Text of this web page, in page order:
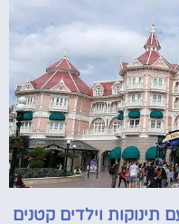
תינוקות וילדים קטנים